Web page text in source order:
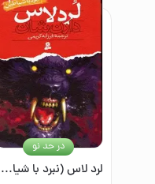
لرد لاس (نبرد با شیاطین1)
در حد نو